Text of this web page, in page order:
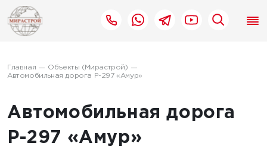
Главная
Объекты (Мирастрой)
Автомобильная дорога Р-297 «Амур»
Автомобильная дорога
Р-297 «Амур»